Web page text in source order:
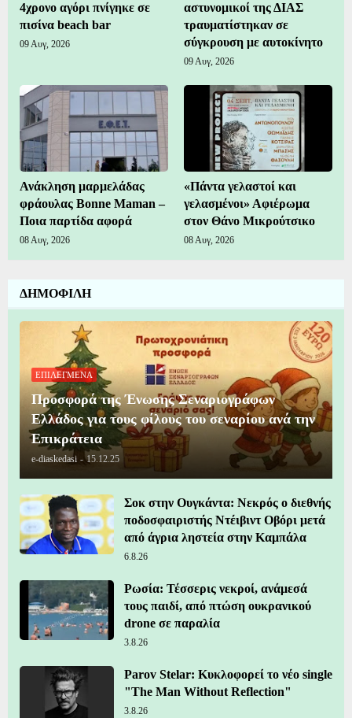
4χρονο αγόρι πνίγηκε σε
πισίνα beach bar
09 Αυγ, 2026
αστυνομικοί της ΔΙΑΣ
τραυματίστηκαν σε
σύγκρουση με αυτοκίνητο
09 Αυγ, 2026
Ανάκληση μαρμελάδας
φράουλας Bonne Maman –
Ποια παρτίδα αφορά
08 Αυγ, 2026
«Πάντα γελαστοί και
γελασμένοι» Αφιέρωμα
στον Θάνο Μικρούτσικο
08 Αυγ, 2026
ΔΗΜΟΦΙΛΗ
ΕΠΙΛΕΓΜΕΝΑ
Προσφορά της Ένωσης Σεναριογράφων
Ελλάδος για τους φίλους του σεναρίου ανά την
Επικράτεια
e-diaskedasi - 15.12.25
Σοκ στην Ουγκάντα: Νεκρός ο διεθνής
ποδοσφαιριστής Ντέιβιντ Οβόρι μετά
από άγρια ληστεία στην Καμπάλα
6.8.26
Ρωσία: Τέσσερις νεκροί, ανάμεσά
τους παιδί, από πτώση ουκρανικού
drone σε παραλία
3.8.26
Parov Stelar: Κυκλοφορεί το νέο single
"The Man Without Reflection"
3.8.26